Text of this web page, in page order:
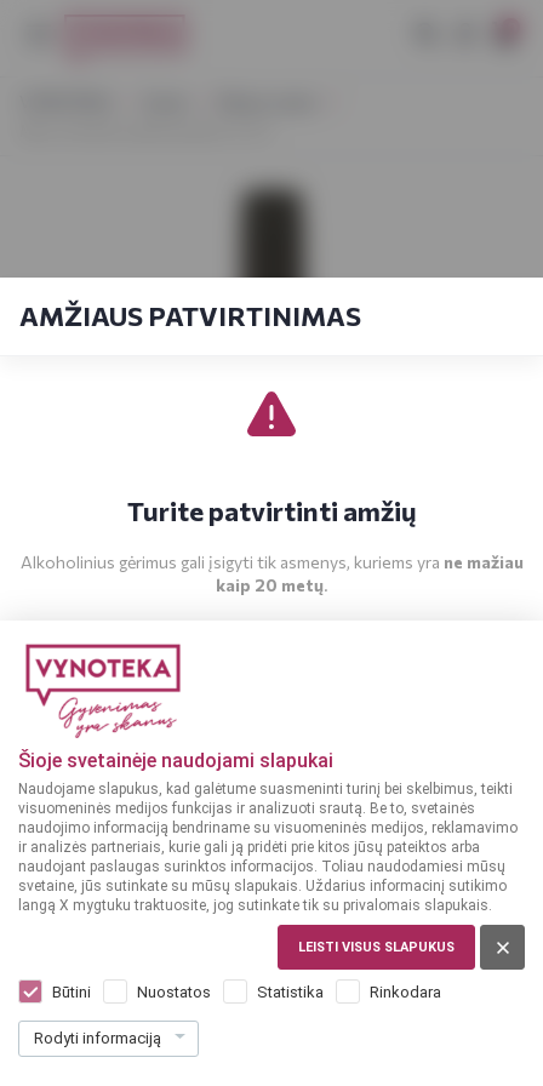
Šioje svetainėje naudojami slapukai
Naudojame slapukus, kad galėtume suasmeninti turinį bei skelbimus, teikti
visuomeninės medijos funkcijas ir analizuoti srautą. Be to, svetainės
naudojimo informaciją bendriname su visuomeninės medijos, reklamavimo
ir analizės partneriais, kurie gali ją pridėti prie kitos jūsų pateiktos arba
naudojant paslaugas surinktos informacijos. Toliau naudodamiesi mūsų
svetaine, jūs sutinkate su mūsų slapukais. Uždarius informacinį sutikimo
langą X mygtuku traktuosite, jog sutinkate tik su privalomais slapukais.
LEISTI VISUS SLAPUKUS
Būtini Nuostatos Statistika Rinkodara
Rodyti informaciją
AMŽIAUS PATVIRTINIMAS
Turite patvirtinti amžių
Alkoholinius gėrimus gali įsigyti tik asmenys, kuriems yra ne mažiau
kaip 20 metų.
Miss Schmitt Liebfraumilch 0,75 l
Dar nėra balsų, galite įvertinti
99